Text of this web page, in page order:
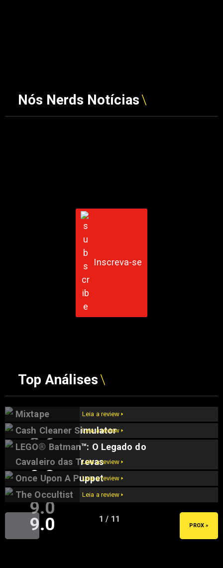
Nós Nerds Notícias
Inscreva-se
Top Análises
Mixtape
9.6
Leia a review 🢒
Cash Cleaner Simulator
9.5
Leia a review 🢒
LEGO® Batman™: O Legado do
Cavaleiro das Trevas
9.2
Leia a review 🢒
Once Upon A Puppet
9.0
Leia a review 🢒
The Occultist
9.0
Leia a review 🢒
1 / 11
PROX »